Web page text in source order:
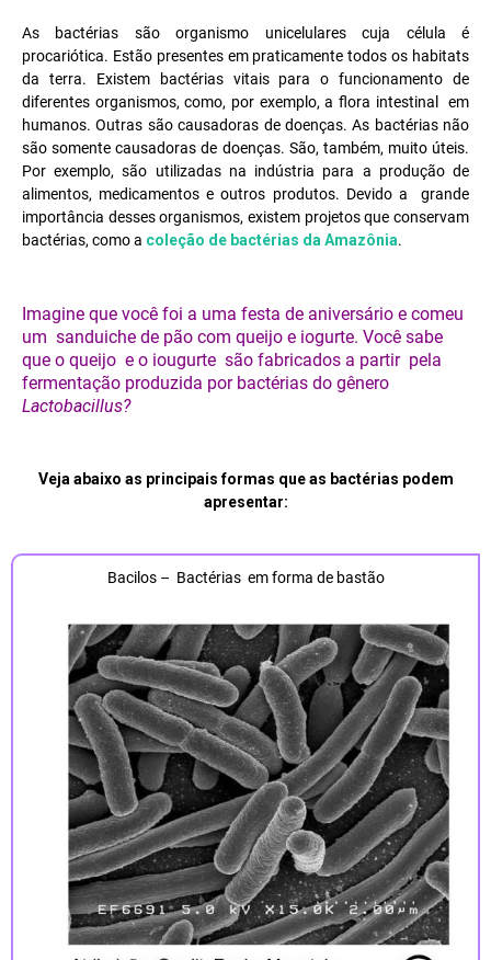
As bactérias são organismo unicelulares cuja célula é
procariótica. Estão presentes em praticamente todos os habitats
da terra. Existem bactérias vitais para o funcionamento de
diferentes organismos, como, por exemplo, a flora intestinal em
humanos. Outras são causadoras de doenças.As bactérias não
são somente causadoras de doenças. São, também, muito úteis.
Por exemplo, são utilizadas na indústria para a produção de
alimentos, medicamentos e outros produtos. Devido a grande
importância desses organismos, existem projetos que conservam
bactérias, como a coleção de bactérias da Amazônia.
Imagine que você foi a uma festa de aniversário e comeu
um sanduiche de pão com queijo e iogurte. Você sabe
que o queijo e o iougurte são fabricados a partir pela
fermentação produzida por bactérias do gênero
Lactobacillus?
Veja abaixo as principais formas que as bactérias podem
apresentar:
Bacilos – Bactérias em forma de bastão